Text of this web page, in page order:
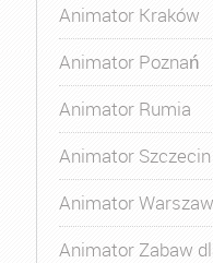
Animator Kraków
Animator Poznań
Animator Rumia
Animator Szczecin
Animator
Animator Zabaw